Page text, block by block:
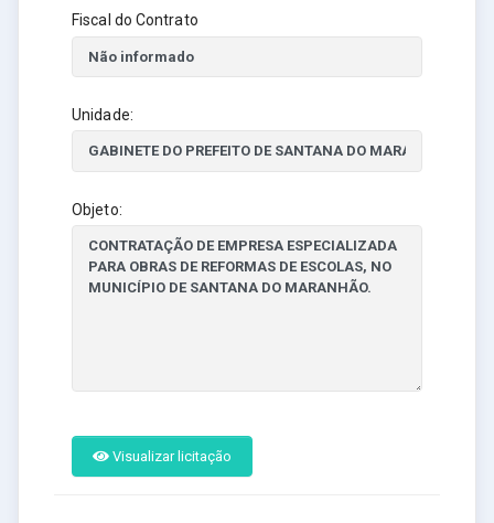
Fiscal do Contrato
Unidade:
Objeto:
Visualizar licitação